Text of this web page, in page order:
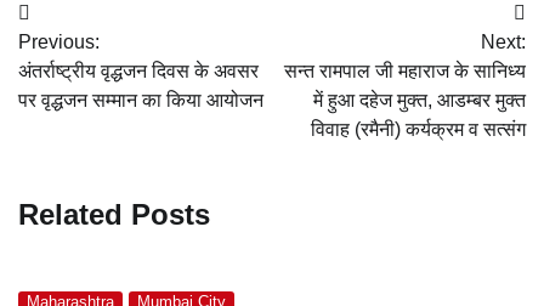
Post
navigation
Previous:
अंतर्राष्ट्रीय वृद्धजन दिवस के अवसर
पर वृद्धजन सम्मान का किया आयोजन
Next:
सन्त रामपाल जी महाराज के सानिध्य
में हुआ दहेज मुक्त, आडम्बर मुक्त
विवाह (रमैनी) कर्यक्रम व सत्संग
Related Posts
Maharashtra Mumbai City